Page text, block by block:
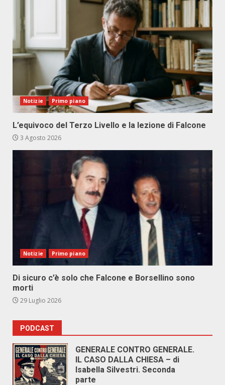
Notizie Primo piano
L’equivoco del Terzo Livello e la lezione di Falcone
3 Agosto 2026
Notizie Primo piano
Di sicuro c’è solo che Falcone e Borsellino sono
morti
29 Luglio 2026
PODCAST
GENERALE CONTRO GENERALE.
IL CASO DALLA CHIESA – di
Isabella Silvestri. Seconda
parte